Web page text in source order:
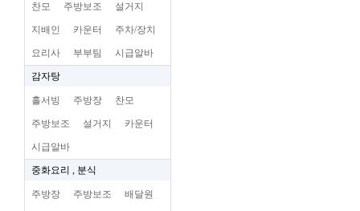
찬모 주방보조 설거지
지배인 카운터 주차/장치
요리사 부부팀 시급알바
감자탕
홀서빙 주방장 찬모
주방보조 설거지 카운터
시급알바
중화요리 , 분식
주방장 주방보조 배달원